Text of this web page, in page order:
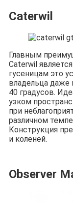
Caterwil
Главным
Caterwil
гусеницам это
владельца
40 градусов.
узком
при
различном
Конструкция
и коленей.
Observer